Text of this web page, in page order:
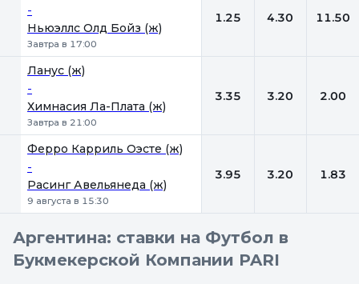
-
Ньюэллс Олд Бойз (ж)
Завтра в 17:00
1.25 4.30 11.50
Ланус (ж)
-
Химнасия Ла-Плата (ж)
Завтра в 21:00
3.35 3.20 2.00
Ферро Карриль Оэсте (ж)
-
Расинг Авельянеда (ж)
9 августа в 15:30
3.95 3.20 1.83
Аргентина: ставки на Футбол в
Букмекерской Компании PARI